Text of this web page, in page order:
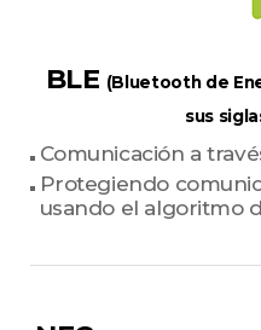
BLE (Bluetooth de
sus
Comunicación a
Protegiendo
usando el algoritmo